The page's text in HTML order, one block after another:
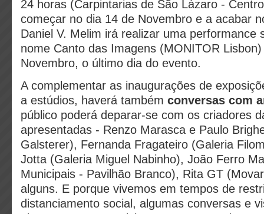
24 horas (Carpintarias de São Lázaro -
começar no dia 14 de Novembro e a acabar
Daniel V. Melim irá realizar uma performance
nome Canto das Imagens (MONITOR
Novembro, o último dia do evento.
A complementar as inaugurações de
a estúdios, haverá também conversas com
público poderá deparar-se com os criadores
apresentadas - Renzo Marasca e Paulo
Galsterer), Fernanda Fragateiro (Galeria
Jotta (Galeria Miguel Nabinho), João Ferro
Municipais - Pavilhão Branco), Rita GT
alguns. E porque vivemos em tempos de
distanciamento social, algumas conversas e